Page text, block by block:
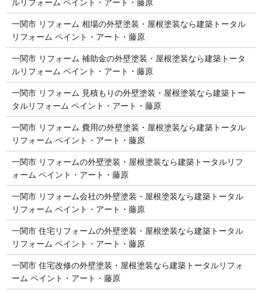
ルリフォーム ペイント・アート・藤原
一関市 リフォーム 相場の外壁塗装・屋根塗装なら建築トータル
リフォーム ペイント・アート・藤原
一関市 リフォーム 補助金の外壁塗装・屋根塗装なら建築トータ
ルリフォーム ペイント・アート・藤原
一関市 リフォーム 見積もりの外壁塗装・屋根塗装なら建築トー
タルリフォーム ペイント・アート・藤原
一関市 リフォーム 費用の外壁塗装・屋根塗装なら建築トータル
リフォーム ペイント・アート・藤原
一関市 リフォームの外壁塗装・屋根塗装なら建築トータルリフ
ォーム ペイント・アート・藤原
一関市 リフォーム会社の外壁塗装・屋根塗装なら建築トータル
リフォーム ペイント・アート・藤原
一関市 住宅リフォームの外壁塗装・屋根塗装なら建築トータル
リフォーム ペイント・アート・藤原
一関市 住宅改修の外壁塗装・屋根塗装なら建築トータルリフォ
ーム ペイント・アート・藤原